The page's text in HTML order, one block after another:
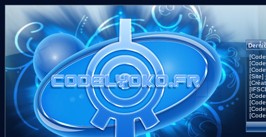
[Site]